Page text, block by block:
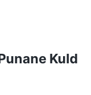
Kuld